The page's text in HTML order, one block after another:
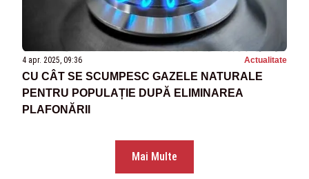
4 apr. 2025, 09:36 Actualitate
CU CÂT SE SCUMPESC GAZELE NATURALE
PENTRU POPULAȚIE DUPĂ ELIMINAREA
PLAFONĂRII
Mai Multe